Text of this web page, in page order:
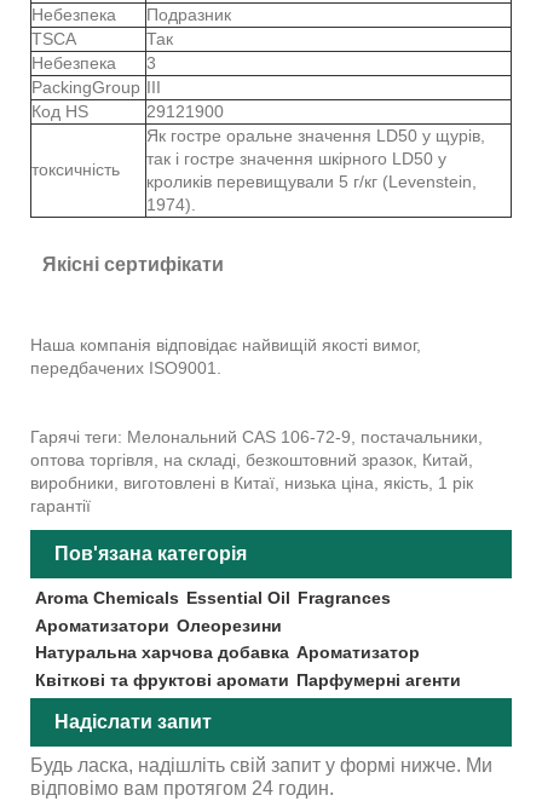
Небезпека
Подразник
TSCA
Так
Небезпека
3
PackingGroup III
Код HS
29121900
токсичність
Як гостре оральне значення LD50 у щурів,
так і гостре значення шкірного LD50 у
кроликів перевищували 5 г/кг (Levenstein,
1974).
Якісні сертифікати
Наша компанія відповідає найвищій якості вимог,
передбачених ISO9001.
Гарячі теги: Мелональний CAS 106-72-9, постачальники,
оптова торгівля, на складі, безкоштовний зразок, Китай,
виробники, виготовлені в Китаї, низька ціна, якість, 1 рік
гарантії
Пов'язана категорія
Aroma Chemicals Essential Oil Fragrances
Ароматизатори Олеорезини
Натуральна харчова добавка Ароматизатор
Квіткові та фруктові аромати Парфумерні агенти
Надіслати запит
Будь ласка, надішліть свій запит у формі нижче. Ми
відповімо вам протягом 24 годин.